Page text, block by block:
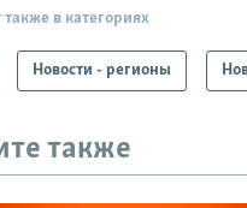
также в категориях
Новости - регионы
также